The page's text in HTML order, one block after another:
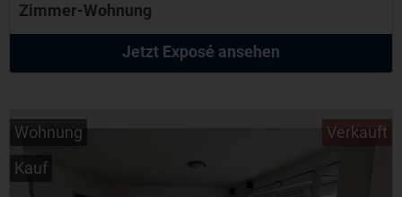
Zimmer-Wohnung
Jetzt Exposé ansehen
Wohnung
Kauf
Verkauft